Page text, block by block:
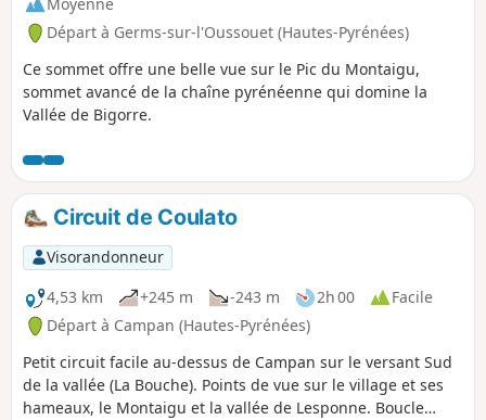
Moyenne
Départ à Germs-sur-l'Oussouet (Hautes-Pyrénées)
Ce sommet offre une belle vue sur le Pic du Montaigu,
sommet avancé de la chaîne pyrénéenne qui domine la
Vallée de Bigorre.
Circuit de Coulato
Visorandonneur
4,53 km
+245 m -243 m 2h 00
Facile
Départ à Campan (Hautes-Pyrénées)
Petit circuit facile au-dessus de Campan sur le versant Sud
de la vallée (La Bouche). Points de vue sur le village et ses
hameaux, le Montaigu et la vallée de Lesponne. Boucle